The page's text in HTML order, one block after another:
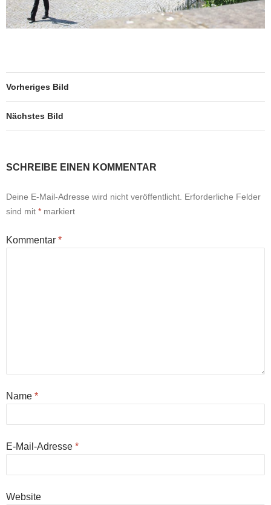
Vorheriges Bild
Nächstes Bild
SCHREIBE EINEN KOMMENTAR
Deine E-Mail-Adresse wird nicht veröffentlicht. Erforderliche Felder
sind mit * markiert
Kommentar *
Name *
E-Mail-Adresse *
Website